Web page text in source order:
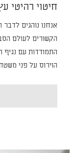
חיטוי רהיטי
אנחנו נוהגים
הקשורים לעולם
התמודדות עם נגיף
הוירוס על פני